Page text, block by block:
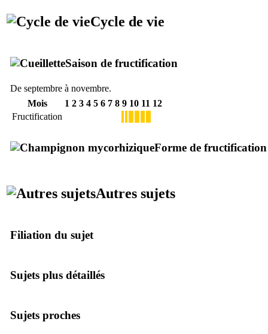
Cycle de vie
Saison de fructification
De septembre à novembre.
Mois
1 2 3 4 5 6 7 8 9 10 11 12
Fructification
Forme de fructification
Autres sujets
Filiation du sujet
Sujets plus détaillés
Sujets proches